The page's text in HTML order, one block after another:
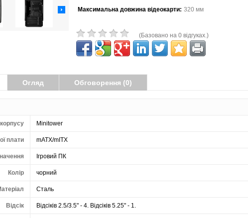
Максимальна довжина відеокарти: 320 мм
(Базовано на 0 відгуках.)
Огляд Обговорення (0)
Minitower
плати mATX/mITX
Ігровий ПК
Колір чорний
Сталь
Відсік Відсіків 2.5/3.5" - 4. Відсіків 5.25" - 1.